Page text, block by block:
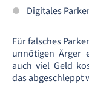
Digitales
Für falsches
unnötigen Ärger
auch viel Geld
das abgeschleppt